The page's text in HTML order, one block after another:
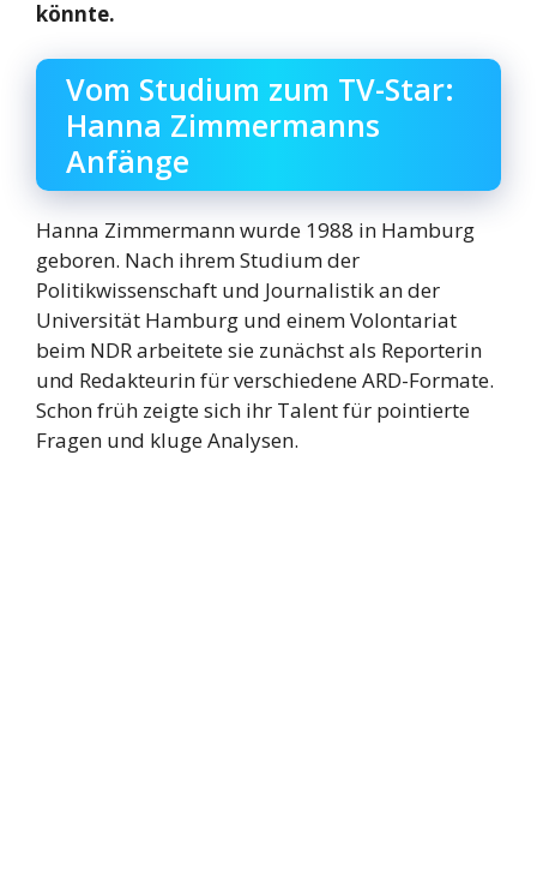
könnte.
Vom Studium zum TV-Star:
Hanna Zimmermanns
Anfänge
Hanna Zimmermann wurde 1988 in Hamburg
geboren. Nach ihrem Studium der
Politikwissenschaft und Journalistik an der
Universität Hamburg und einem Volontariat
beim NDR arbeitete sie zunächst als Reporterin
und Redakteurin für verschiedene ARD-Formate.
Schon früh zeigte sich ihr Talent für pointierte
Fragen und kluge Analysen.